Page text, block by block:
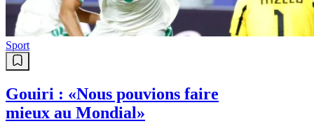
Sport
Gouiri : «Nous pouvions faire
mieux au Mondial»